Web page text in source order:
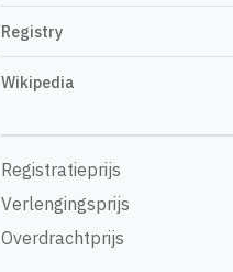
Registry
Wikipedia
Registratieprijs
Verlengingsprijs
Overdrachtprijs